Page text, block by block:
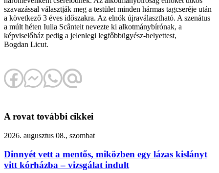
szavazással választják meg a testület minden hármas tagcseréje után
a következő 3 éves időszakra. Az elnök újraválasztható. A szenátus
a múlt héten Iulia Scânteit nevezte ki alkotmánybírónak, a
képviselőház pedig a jelenlegi legfőbbügyész-helyettest,
Bogdan Licut.
A rovat további cikkei
2026. augusztus 08., szombat
Dinnyét vett a mentős, miközben egy lázas kislányt
vitt kórházba – vizsgálat indult